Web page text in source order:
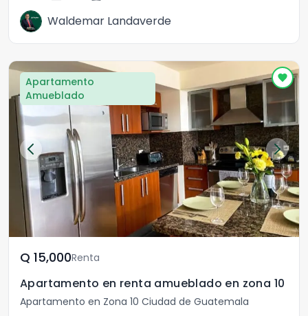
Waldemar Landaverde
Apartamento
Amueblado
Q	15,000Renta
Apartamento en renta amueblado en zona 10
Apartamento en Zona 10 Ciudad de Guatemala